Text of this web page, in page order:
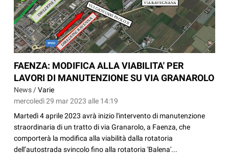
FAENZA: MODIFICA ALLA VIABILITA' PER
LAVORI DI MANUTENZIONE SU VIA GRANAROLO
News /Varie
mercoledì 29 mar 2023 alle 14:19
Martedì 4 aprile 2023 avrà inizio l'intervento di manutenzione
straordinaria di un tratto di via Granarolo, a Faenza, che
comporterà la modifica alla viabilità dalla rotatoria
dell’autostrada svincolo fino alla rotatoria 'Balena'...